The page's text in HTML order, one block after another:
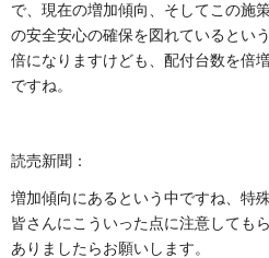
で、現在の増加傾向、そしてこの施
の安全安心の確保を図れているとい
倍になりますけども、配付台数を倍
ですね。
読売新聞：
増加傾向にあるという中ですね、特
皆さんにこういった点に注意しても
ありましたらお願いします。